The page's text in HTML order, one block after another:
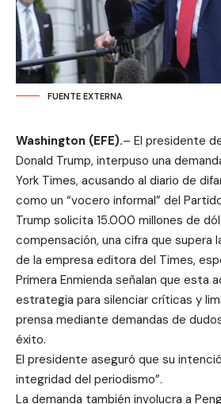
FUENTE EXTERNA
Washington (EFE).– El presidente
Donald Trump, interpuso una
York Times, acusando al diario de
como un “vocero informal” del
Trump solicita 15.000 millones de
compensación, una cifra que supera
de la empresa editora del Times,
Primera Enmienda señalan que esta
estrategia para silenciar críticas y
prensa mediante demandas de
éxito.
El presidente aseguró que su
integridad del periodismo”.
La demanda también involucra a